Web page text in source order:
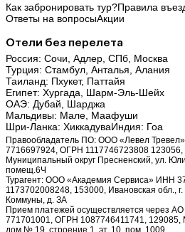
Как забронировать тур?Правила
Ответы на вопросыАкции
Отели без перелета
Россия: Сочи, Адлер, СПб, Москва
Турция: Стамбул, Анталья, Алания
Таиланд: Пхукет, Паттайя
Египет: Хургада, Шарм-Эль-Шейх
ОАЭ: Дубай, Шарджа
Мальдивы: Мале, Маафуши
Шри-Ланка: ХиккадуваИндия: Гоа
Правообладатель ПО: ООО «Левел
7716697924, ОГРН 1117746723808 123056,
Муниципальный округ Пресненский, ул.
помещ.6Ч
Турагент: ООО «Академия Сервиса» ИНН
1173702008248, 153000, Ивановская обл.,
Коммуны, д. ЗА
Прием платежей осуществляется через
771701001, ОГРН 1087746411741, 129085,
дом № 19, строение 1, эт. 10, пом. 1009